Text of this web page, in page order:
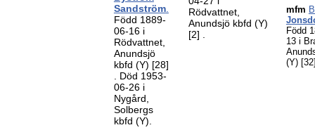
Sandström.
Född 1889-
06-16 i
Rödvattnet,
Anundsjö
kbfd (Y) [28]
. Död 1953-
06-26 i
Nygård,
Solbergs
kbfd (Y).
Rödvattnet,
Anundsjö kbfd (Y)
[2]
mfm
Född
13 i
(Y)